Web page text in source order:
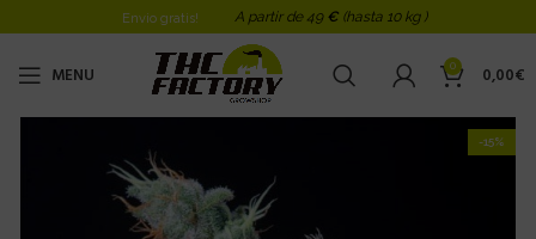
Envio gratis! A partir de 49 € (hasta 10 kg )
MENU 0 0,00€
-15%